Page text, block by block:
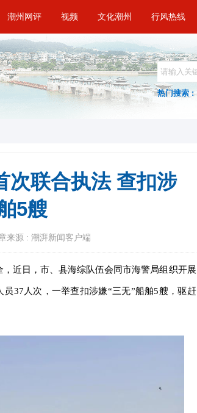
潮州网评 视频 文化潮州 行风热线
热门搜索 :
次联合执法 查扣涉
5艘
来源 : 潮湃新闻客户端
近日，市、县海综队伍会同市海警局组织开展
37人次，一举查扣涉嫌“三无”船舶5艘，驱赶